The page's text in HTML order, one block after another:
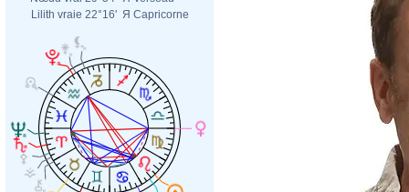
Lilith vraie 22°16' Я Capricorne